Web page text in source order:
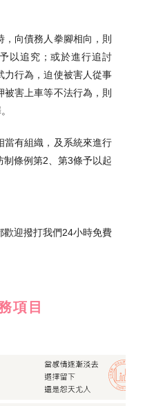
，向債務人拳腳相向，則
以追究；或於進行追討
力行為，迫使被害人從事
被害上車等不法行為，則
當有組織，及系統來進行
條例第2、第3條予以起
歡迎撥打我們24小時免費
項目